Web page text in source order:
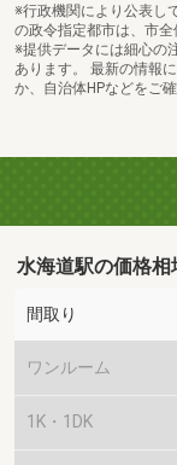
※行政機関により公表し
の政令指定都市は、市全
※提供データには細心の
あります。 最新の情報
か、自治体HPなどをご確
水海道駅の価格相
間取り
ワンルーム
1K・1DK